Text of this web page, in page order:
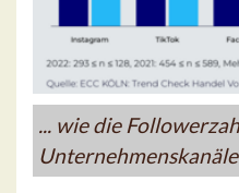
... wie die